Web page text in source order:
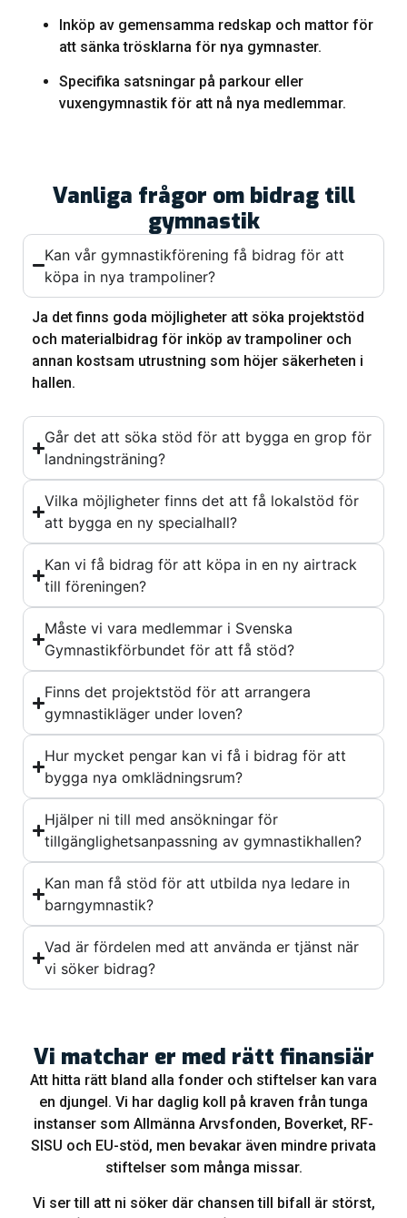
Inköp av gemensamma redskap och mattor för
att sänka trösklarna för nya gymnaster.
Specifika satsningar på parkour eller
vuxengymnastik för att nå nya medlemmar.
Vanliga frågor om bidrag till
gymnastik
Kan vår gymnastikförening få bidrag för att
köpa in nya trampoliner?
Ja det finns goda möjligheter att söka projektstöd
och materialbidrag för inköp av trampoliner och
annan kostsam utrustning som höjer säkerheten i
hallen.
Går det att söka stöd för att bygga en grop för
landningsträning?
Vilka möjligheter finns det att få lokalstöd för
att bygga en ny specialhall?
Kan vi få bidrag för att köpa in en ny airtrack
till föreningen?
Måste vi vara medlemmar i Svenska
Gymnastikförbundet för att få stöd?
Finns det projektstöd för att arrangera
gymnastikläger under loven?
Hur mycket pengar kan vi få i bidrag för att
bygga nya omklädningsrum?
Hjälper ni till med ansökningar för
tillgänglighetsanpassning av gymnastikhallen?
Kan man få stöd för att utbilda nya ledare in
barngymnastik?
Vad är fördelen med att använda er tjänst när
vi söker bidrag?
Vi matchar er med rätt finansiär
Att hitta rätt bland alla fonder och stiftelser kan vara
en djungel. Vi har daglig koll på kraven från tunga
instanser som Allmänna Arvsfonden, Boverket, RF-
SISU och EU-stöd, men bevakar även mindre privata
stiftelser som många missar.
Vi ser till att ni söker där chansen till bifall är störst,